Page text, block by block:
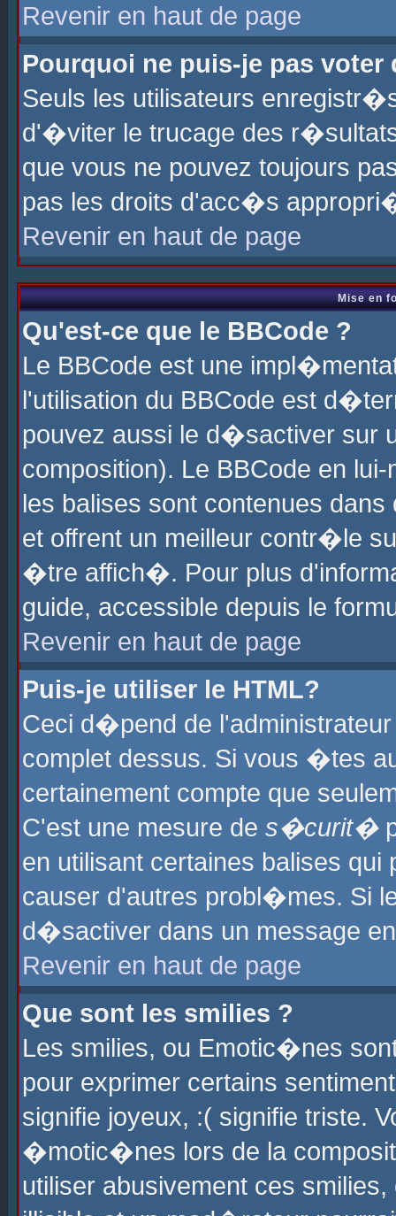
Revenir en haut de page
Pourquoi ne puis-je pas voter
Seuls les utilisateurs
d'�viter le trucage des
que vous ne pouvez toujours
pas les droits d'acc�s
Revenir en haut de page
Mise en
Qu'est-ce que le BBCode ?
Le BBCode est une
l'utilisation du BBCode est
pouvez aussi le d�sactiver sur
composition). Le BBCode en
les balises sont contenues
et offrent un meilleur contr�le
�tre affich�. Pour plus
guide, accessible depuis le
Revenir en haut de page
Puis-je utiliser le HTML?
Ceci d�pend de
complet dessus. Si vous �tes
certainement compte que
C'est une mesure de s�curit�
en utilisant certaines balises
causer d'autres probl�mes. Si
d�sactiver dans un message
Revenir en haut de page
Que sont les smilies ?
Les smilies, ou Emotic�nes
pour exprimer certains
signifie joyeux, :( signifie triste.
�motic�nes lors de la
utiliser abusivement ces